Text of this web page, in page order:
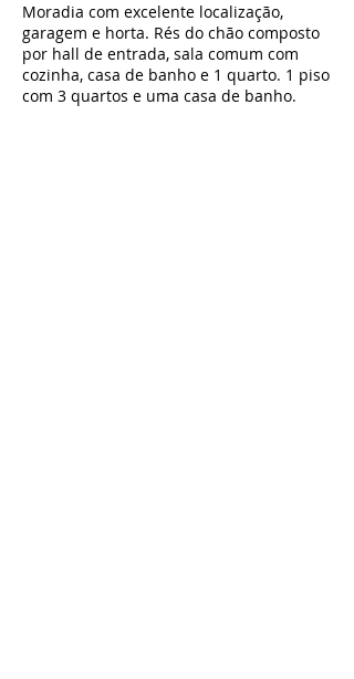
Moradia com excelente localização,
garagem e horta. Rés do chão composto
por hall de entrada, sala comum com
cozinha, casa de banho e 1 quarto. 1 piso
com 3 quartos e uma casa de banho.